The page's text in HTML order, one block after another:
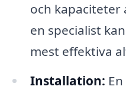
och kapaciteter
en specialist
mest effektiva
Installation: